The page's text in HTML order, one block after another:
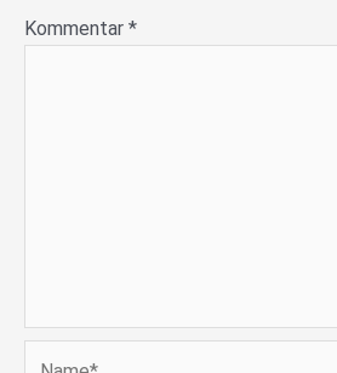
Kommentar *